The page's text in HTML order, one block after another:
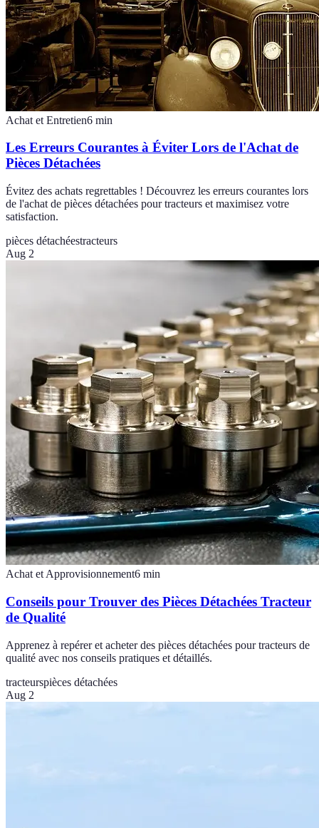
Achat et Entretien6 min
Les Erreurs Courantes à Éviter Lors de l'Achat de
Pièces Détachées
Évitez des achats regrettables ! Découvrez les erreurs courantes lors
de l'achat de pièces détachées pour tracteurs et maximisez votre
satisfaction.
pièces détachéestracteurs
Aug 2
Achat et Approvisionnement6 min
Conseils pour Trouver des Pièces Détachées Tracteur
de Qualité
Apprenez à repérer et acheter des pièces détachées pour tracteurs de
qualité avec nos conseils pratiques et détaillés.
tracteurspièces détachées
Aug 2